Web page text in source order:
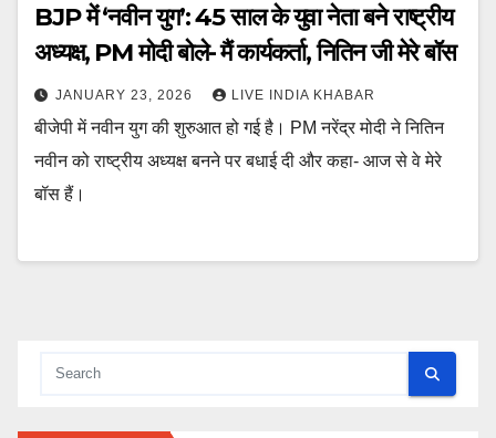
BJP में ‘नवीन युग’: 45 साल के युवा नेता बने राष्ट्रीय
अध्यक्ष, PM मोदी बोले- मैं कार्यकर्ता, नितिन जी मेरे बॉस
JANUARY 23, 2026 LIVE INDIA KHABAR
बीजेपी में नवीन युग की शुरुआत हो गई है। PM नरेंद्र मोदी ने नितिन
नवीन को राष्ट्रीय अध्यक्ष बनने पर बधाई दी और कहा- आज से वे मेरे
बॉस हैं।